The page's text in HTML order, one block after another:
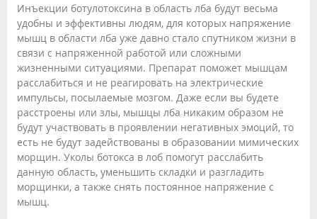
Инъекции ботулотоксина в область лба будут весьма
удобны и эффективны людям, для которых напряжение
мышц в области лба уже давно стало спутником жизни в
связи с напряженной работой или сложными
жизненными ситуациями. Препарат поможет мышцам
расслабиться и не реагировать на электрические
импульсы, посылаемые мозгом. Даже если вы будете
расстроены или злы, мышцы лба никаким образом не
будут участвовать в проявлении негативных эмоций, то
есть не будут задействованы в образовании мимических
морщин. Уколы ботокса в лоб помогут расслабить
данную область, уменьшить складки и разгладить
морщинки, а также снять постоянное напряжение с
мышц.